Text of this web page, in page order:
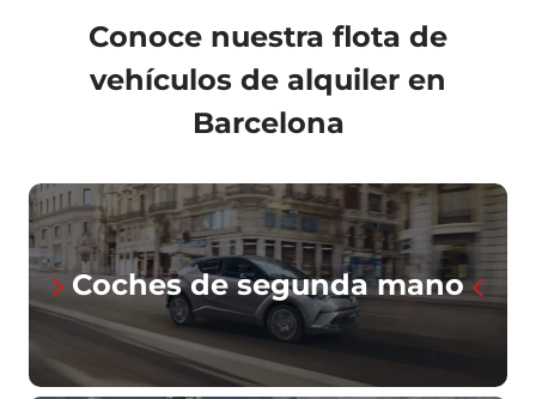
Conoce nuestra flota de
vehículos de alquiler en
Barcelona
Coches de segunda mano